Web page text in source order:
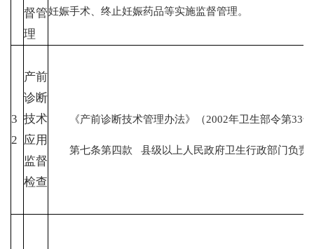
督管
理
妊娠手术、终止妊娠药品等实施监督管理。
3
2
产前
诊断
技术
应用
监督
检查
《产前诊断技术管理办法》（2002年卫生部令第33号
第七条第四款 县级以上人民政府卫生行政部门负责